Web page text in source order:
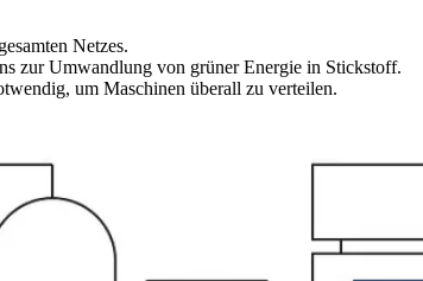
Netzes.
zur Umwandlung von grüner Energie in Stickstoff.
um Maschinen überall zu verteilen.